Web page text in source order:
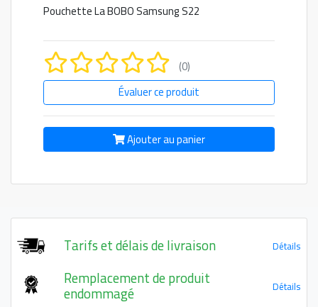
Pouchette La BOBO Samsung S22
(0)
Évaluer ce produit
Ajouter au panier
Tarifs et délais de livraison Détails
Remplacement de produit
endommagé Détails